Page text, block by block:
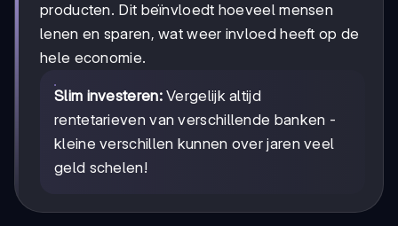
producten. Dit beïnvloedt hoeveel mensen
lenen en sparen, wat weer invloed heeft op de
hele economie.
Slim investeren:Vergelijk altijd
rentetarieven van verschillende banken -
kleine verschillen kunnen over jaren veel
geld schelen!